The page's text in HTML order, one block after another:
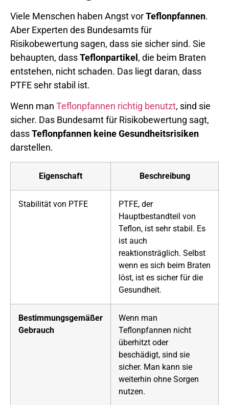
Viele Menschen haben Angst vorTeflonpfannen.
Aber Experten des Bundesamts für
Risikobewertung sagen, dass sie sicher sind. Sie
behaupten, dassTeflonpartikel, die beim Braten
entstehen, nicht schaden. Das liegt daran, dass
PTFE sehr stabil ist.
Wenn man Teflonpfannen richtig benutzt, sind sie
sicher. Das Bundesamt für Risikobewertung sagt,
dassTeflonpfannen keine Gesundheitsrisiken
darstellen.
Eigenschaft Beschreibung
Stabilität von PTFE
PTFE, der
Hauptbestandteil von
Teflon, ist sehr stabil. Es
ist auch
reaktionsträglich. Selbst
wenn es sich beim Braten
löst, ist es sicher für die
Gesundheit.
Bestimmungsgemäßer
Gebrauch
Wenn man
Teflonpfannen nicht
überhitzt oder
beschädigt, sind sie
sicher. Man kann sie
weiterhin ohne Sorgen
nutzen.